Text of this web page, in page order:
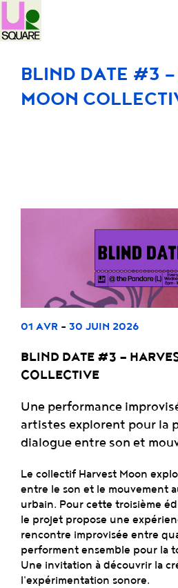
BLIND DATE #3
MOON
01 AVR - 30 JUIN 2026
BLIND DATE #3 —
COLLECTIVE
Une performance
artistes explorent pour la
dialogue entre son et
Le collectif Harvest Moon
entre le son et le mouvement
urbain. Pour cette troisième
le projet propose une
rencontre improvisée entre
performent ensemble pour la
Une invitation à découvrir la
l'expérimentation sonore.